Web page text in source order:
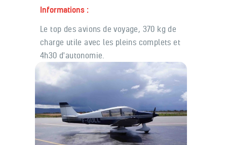
Informations :
Le top des avions de voyage, 370 kg de
charge utile avec les pleins complets et
4h30 d'autonomie.